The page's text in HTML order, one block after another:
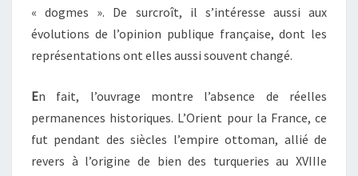
« dogmes ». De surcroît, il s’intéresse aussi aux
évolutions de l’opinion publique française, dont les
représentations ont elles aussi souvent changé.
En fait, l’ouvrage montre l’absence de réelles
permanences historiques. L’Orient pour la France, ce
fut pendant des siècles l’empire ottoman, allié de
revers à l’origine de bien des turqueries au XVIIIe